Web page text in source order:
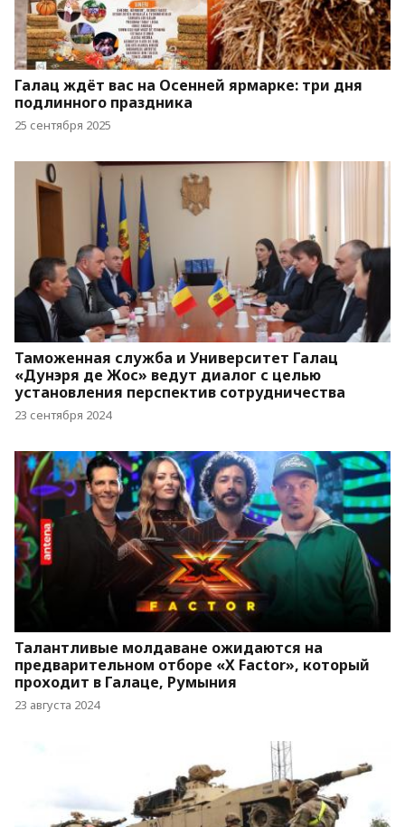
Галац ждёт вас на Осенней ярмарке: три дня
подлинного праздника
25 сентября 2025
Таможенная служба и Университет Галац
«Дунэря де Жос» ведут диалог с целью
установления перспектив сотрудничества
23 сентября 2024
Талантливые молдаване ожидаются на
предварительном отборе «X Factor», который
проходит в Галаце, Румыния
23 августа 2024